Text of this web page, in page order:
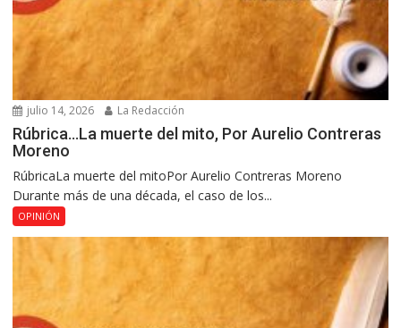
julio 14, 2026 La Redacción
Rúbrica…La muerte del mito, Por Aurelio Contreras
Moreno
RúbricaLa muerte del mitoPor Aurelio Contreras Moreno
Durante más de una década, el caso de los...
OPINIÓN